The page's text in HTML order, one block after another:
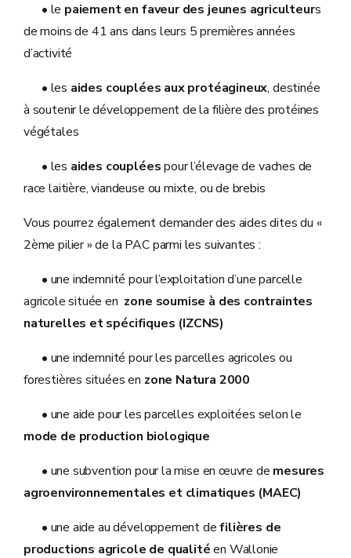
• le paiement en faveur des jeunes agriculteurs
de moins de 41 ans dans leurs 5 premières années
d’activité
• les aides couplées aux protéagineux, destinée
à soutenir le développement de la filière des protéines
végétales
• les aides coupléespour l’élevage de vaches de
race laitière, viandeuse ou mixte, ou de brebis
Vous pourrez également demander des aides dites du «
2ème pilier » de la PAC parmi les suivantes :
• une indemnité pour l’exploitation d’une parcelle
agricole située en zone soumise à des contraintes
naturelles et spécifiques (IZCNS)
• une indemnité pour les parcelles agricoles ou
forestières situées en zone Natura 2000
• une aide pour les parcelles exploitées selon le
mode de production biologique
• une subvention pour la mise en œuvre de mesures
agroenvironnementales et climatiques (MAEC)
• une aide au développement defilières de
productions agricole de qualitéen Wallonie